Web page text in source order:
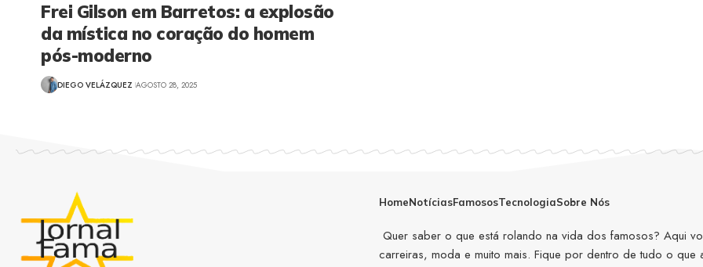
Frei Gilson em Barretos: a explosão
da mística no coração do homem
pós-moderno
DIEGO VELÁZQUEZ AGOSTO 28, 2025
HomeNotíciasFamososTecnologiaSobre Nós
Quer saber o que está rolando na vida dos famosos? Aqui
carreiras, moda e muito mais. Fique por dentro de tudo o